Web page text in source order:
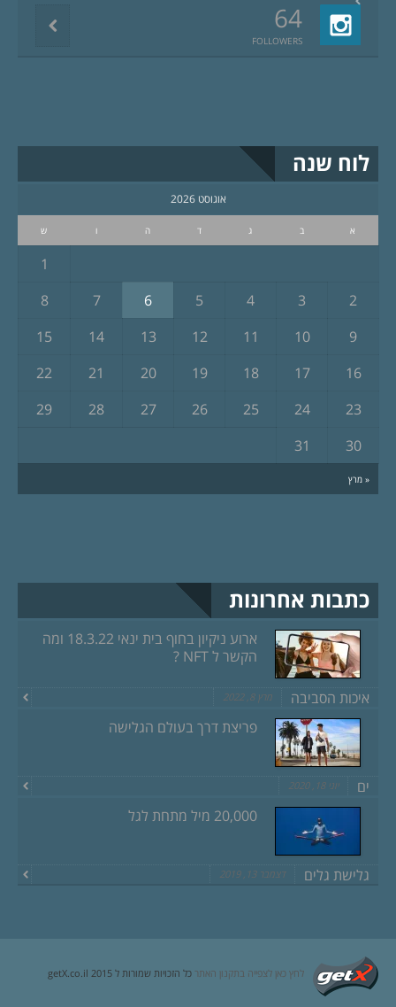
64
FOLLOWERS
לוח שנה
אוגוסט 2026
א ב ג ד ה ו ש
« מרץ
1
2
3
4
5
6
7
8
9
10
11
12
13
14
15
16
17
18
19
20
21
22
23
24
25
26
27
28
29
30
31
כתבות אחרונות
ארוע ניקיון בחוף בית ינאי 18.3.22 ומה
הקשר ל NFT ?
איכות הסביבה מרץ 8, 2022
פריצת דרך בעולם הגלישה
ים יוני 18, 2020
20,000 מיל מתחת לגל
גלישת גלים דצמבר 13, 2019
לחץ כאן לצפייה בתקנון האתר כל הזכויות שמורות ל getX.co.il 2015